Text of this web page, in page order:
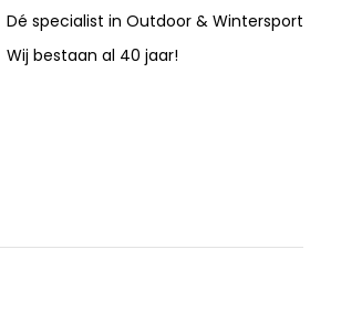
Dé specialist in Outdoor & Wintersport
Wij bestaan al 40 jaar!